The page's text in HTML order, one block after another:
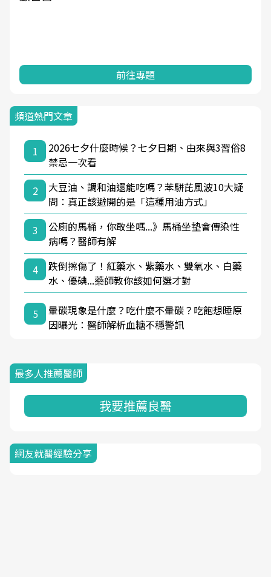
前往專題
頻道熱門文章
1
2026七夕什麼時候？七夕日期、由來與3習俗8
禁忌一次看
2
大豆油、調和油還能吃嗎？苯駢芘風波10大疑
問：真正該避開的是「這種用油方式」
3
公廁的馬桶，你敢坐嗎...》馬桶坐墊會傳染性
病嗎？醫師有解
4
跌倒擦傷了！紅藥水、紫藥水、雙氧水、白藥
水、優碘...藥師教你該如何選才對
5
暈碳現象是什麼？吃什麼不暈碳？吃飽想睡原
因曝光：醫師解析血糖不穩警訊
最多人推薦醫師
我要推薦良醫
網友就醫經驗分享